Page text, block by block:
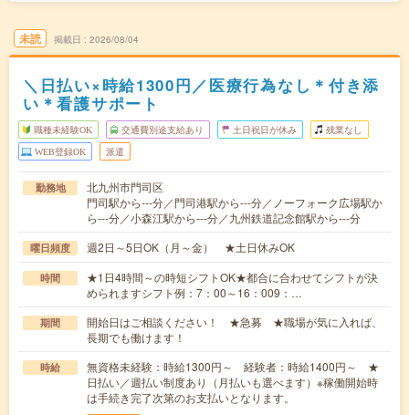
未読 掲載日 2026/08/04
＼日払い×時給1300円／医療行為なし＊付き添
い＊看護サポート
職種未経験OK 交通費別途支給あり 土日祝日が休み 残業なし
WEB登録OK 派遣
勤務地
北九州市門司区
門司駅から---分／門司港駅から---分／ノーフォーク広場駅か
ら---分／小森江駅から---分／九州鉄道記念館駅から---分
曜日頻度 週2日～5日OK（月～金） ★土日休みOK
時間
★1日4時間～の時短シフトOK★都合に合わせてシフトが決
められますシフト例：7：00～16：009：…
期間
開始日はご相談ください！ ★急募 ★職場が気に入れば、
長期でも働けます！
時給
無資格未経験：時給1300円～ 経験者：時給1400円～ ★
日払い／週払い制度あり（月払いも選べます）※稼働開始時
は手続き完了次第のお支払いとなります。